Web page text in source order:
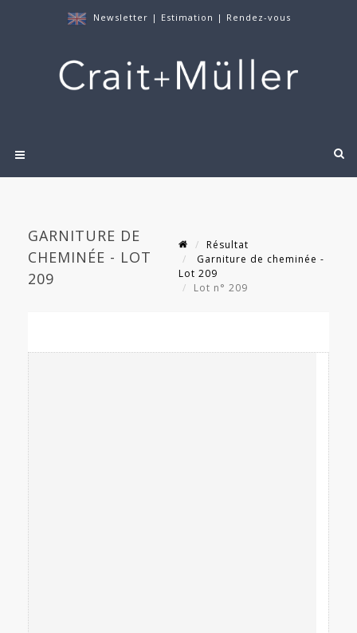
Newsletter | Estimation | Rendez-vous
GARNITURE DE
CHEMINÉE - LOT
209
Résultat
Garniture de cheminée -
Lot 209
Lot n° 209